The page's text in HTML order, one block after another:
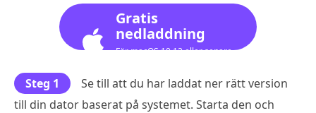
Gratis
nedladdning
För macOS 10.12 eller senare
Steg 1
Se till att du har laddat ner rätt version
till din dator baserat på systemet. Starta den och